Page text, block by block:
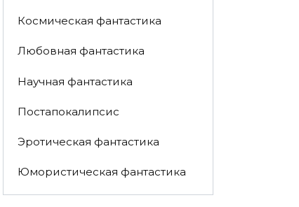
Космическая фантастика
Любовная фантастика
Научная фантастика
Постапокалипсис
Эротическая фантастика
Юмористическая фантастика